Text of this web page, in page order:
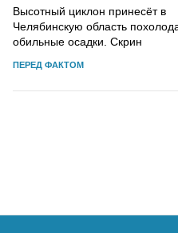
Высотный циклон принесёт в
Челябинскую область
обильные осадки. Скрин
ПЕРЕД ФАКТОМ